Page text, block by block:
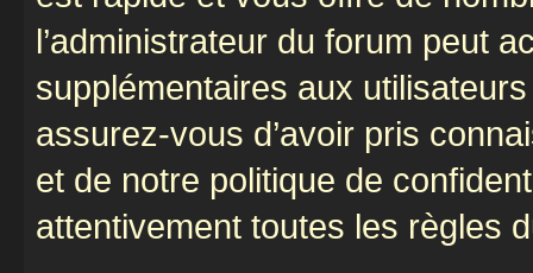
l’administrateur du forum peut
supplémentaires aux
assurez-vous d’avoir pris
et de notre politique de
attentivement toutes les règles